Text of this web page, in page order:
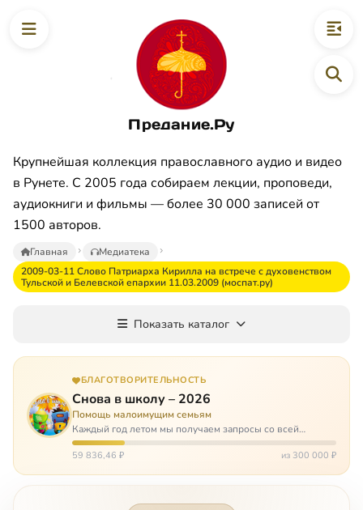
Предание.Ру
Крупнейшая коллекция православного аудио и видео
в Рунете. С 2005 года собираем лекции, проповеди,
аудиокниги и фильмы — более 30 000 записей от
1500 авторов.
Главная
Медиатека
2009-03-11 Слово Патриарха Кирилла на встрече с духовенством
Тульской и Белевской епархии 11.03.2009 (моспат.ру)
Показать каталог
БЛАГОТВОРИТЕЛЬНОСТЬ
Снова в школу – 2026
Помощь малоимущим семьям
Каждый год летом мы получаем запросы со всей
России: помогите собраться в школу. Семьи с больными
детьми или родителями, семьи без пап или мам,
59 836,46 ₽ из 300 000 ₽